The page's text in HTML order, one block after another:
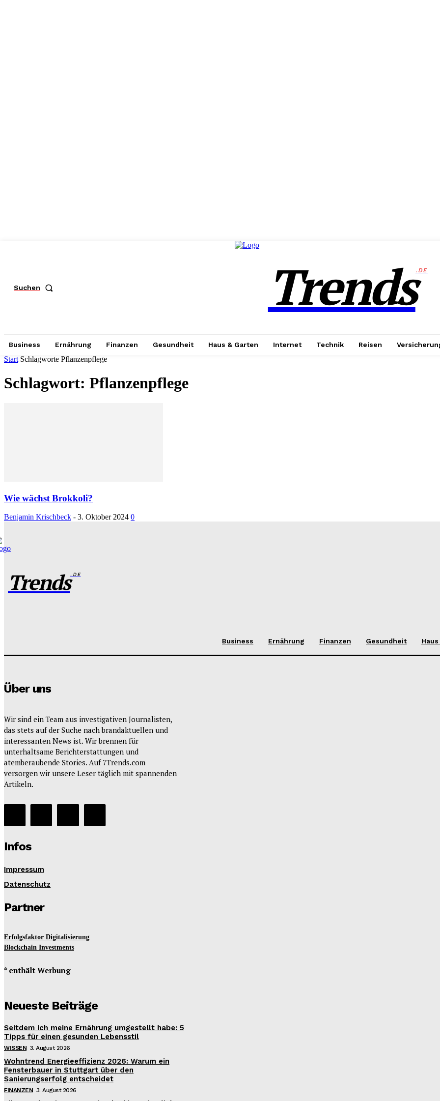
Suchen Trends.DE
Business Ernährung Finanzen Gesundheit Haus & Garten Internet Technik Reisen
Start Schlagworte Pflanzenpflege
Schlagwort: Pflanzenpflege
Wie wächst Brokkoli?
Benjamin Krischbeck - 3. Oktober 2024 0
Trends.DE
Business Ernährung Finanzen Gesundheit
Über uns
Wir sind ein Team aus investigativen Journalisten,
das stets auf der Suche nach brandaktuellen und
interessanten News ist. Wir brennen für
unterhaltsame Berichterstattungen und
atemberaubende Stories. Auf 7Trends.com
versorgen wir unsere Leser täglich mit spannenden
Artikeln.
Infos
Impressum
Datenschutz
Partner
Erfolgsfaktor Digitalisierung
Blockchain Investments
* enthält Werbung
Neueste Beiträge
Seitdem ich meine Ernährung umgestellt habe: 5
Tipps für einen gesunden Lebensstil
WISSEN 3. August 2026
Wohntrend Energieeffizienz 2026: Warum ein
Fensterbauer in Stuttgart über den
Sanierungserfolg entscheidet
FINANZEN 3. August 2026